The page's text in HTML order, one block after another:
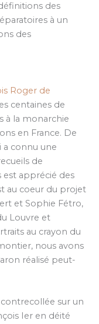
des
à un
des
Roger de
centaines de
à la monarchie
en France. De
a connu une
de
apprécié des
au coeur du projet
et Sophie Fétro,
Louvre et
au crayon du
nous avons
réalisé peut-
sur un
Ier en déité